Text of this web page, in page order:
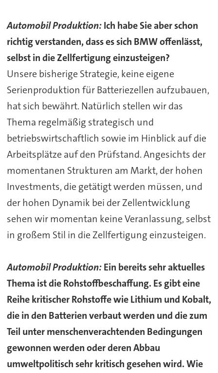
Automobil Produktion:Ich habe Sie aber schon
richtig verstanden, dass es sich BMW offenlässt,
selbst in die Zellfertigung einzusteigen?
Unsere bisherige Strategie, keine eigene
Serienproduktion für Batteriezellen aufzubauen,
hat sich bewährt. Natürlich stellen wir das
Thema regelmäßig strategisch und
betriebswirtschaftlich sowie im Hinblick auf die
Arbeitsplätze auf den Prüfstand. Angesichts der
momentanen Strukturen am Markt, der hohen
Investments, die getätigt werden müssen, und
der hohen Dynamik bei der Zellentwicklung
sehen wir momentan keine Veranlassung, selbst
in großem Stil in die Zellfertigung einzusteigen.
Automobil Produktion:Ein bereits sehr aktuelles
Thema ist die Rohstoffbeschaffung. Es gibt eine
Reihe kritischer Rohstoffe wie Lithium und Kobalt,
die in den Batterien verbaut werden und die zum
Teil unter menschenverachtenden Bedingungen
gewonnen werden oder deren Abbau
umweltpolitisch sehr kritisch gesehen wird. Wie